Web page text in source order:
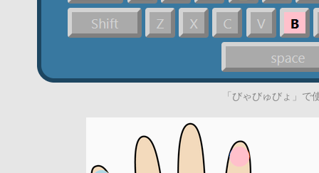
「びゃびゅびょ」で